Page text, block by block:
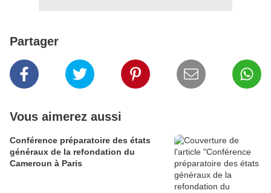
Partager
Vous aimerez aussi
Conférence préparatoire des états
généraux de la refondation du
Cameroun à Paris